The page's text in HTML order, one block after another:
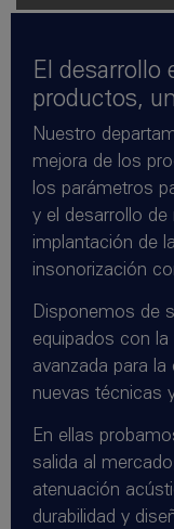
El desarrollo
productos,
Nuestro
mejora de los
los parámetros
y el desarrollo
implantación de
insonorización
Disponemos de
equipados con
avanzada para
nuevas técnicas
En ellas
salida al
atenuación
durabilidad y